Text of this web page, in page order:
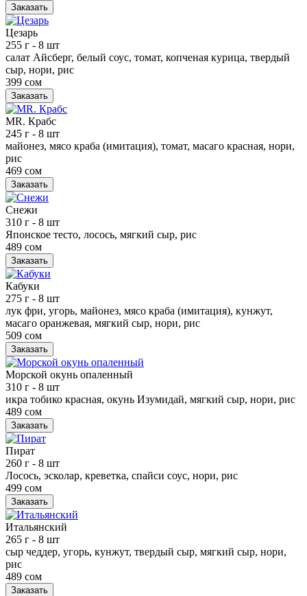
Заказать
Цезарь
255 г - 8 шт
салат Айсберг, белый соус, томат, копченая курица, твердый
сыр, нори, рис
399 сом
Заказать
MR. Крабс
245 г - 8 шт
майонез, мясо краба (имитация), томат, масаго красная, нори,
рис
469 сом
Заказать
Снежи
310 г - 8 шт
Японское тесто, лосось, мягкий сыр, рис
489 сом
Заказать
Кабуки
275 г - 8 шт
лук фри, угорь, майонез, мясо краба (имитация), кунжут,
масаго оранжевая, мягкий сыр, нори, рис
509 сом
Заказать
Морской окунь опаленный
310 г - 8 шт
икра тобико красная, окунь Изумидай, мягкий сыр, нори, рис
489 сом
Заказать
Пират
260 г - 8 шт
Лосось, эсколар, креветка, спайси соус, нори, рис
499 сом
Заказать
Итальянский
265 г - 8 шт
сыр чеддер, угорь, кунжут, твердый сыр, мягкий сыр, нори,
рис
489 сом
Заказать